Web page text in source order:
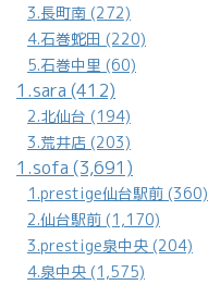
3.長町南 (272)
4.石巻蛇田 (220)
5.石巻中里 (60)
1.sara (412)
2.北仙台 (194)
3.荒井店 (203)
1.sofa (3,691)
1.prestige仙台駅前 (360)
2.仙台駅前 (1,170)
3.prestige泉中央 (204)
4.泉中央 (1,575)